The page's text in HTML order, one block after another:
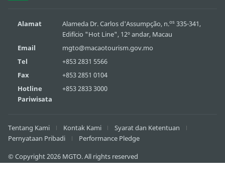
Alamat Alameda Dr. Carlos d'Assumpção, n.os335-341,
Edifício "Hot Line", 12º andar, Macau
Email
mgto@macaotourism.gov.mo
Tel
+853 2831 5566
Fax
+853 2851 0104
Hotline
Pariwisata
+853 2833 3000
Tentang Kami Kontak Kami
Syarat dan Ketentuan
Pernyataan Pribadi
Performance Pledge
© Copyright 2026 MGTO. All rights reserved